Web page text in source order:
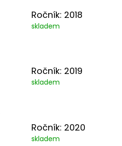
Ročník: 2018
skladem
Ročník: 2019
skladem
Ročník: 2020
skladem